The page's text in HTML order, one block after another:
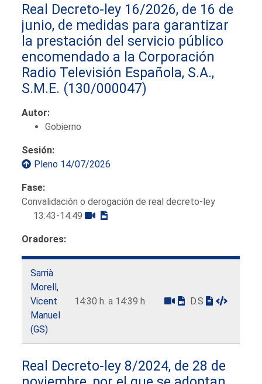
Real Decreto-ley 16/2026, de 16 de
junio, de medidas para garantizar
la prestación del servicio público
encomendado a la Corporación
Radio Televisión Española, S.A.,
S.M.E. (130/000047)
Autor:
Gobierno
Sesión:
Pleno 14/07/2026
Fase:
Convalidación o derogación de real decreto-ley
13:43-14:49
Oradores:
Sarrià
Morell,
Vicent
Manuel
(GS)
14:30 h. a 14:39 h. D.S
Real Decreto-ley 8/2024, de 28 de